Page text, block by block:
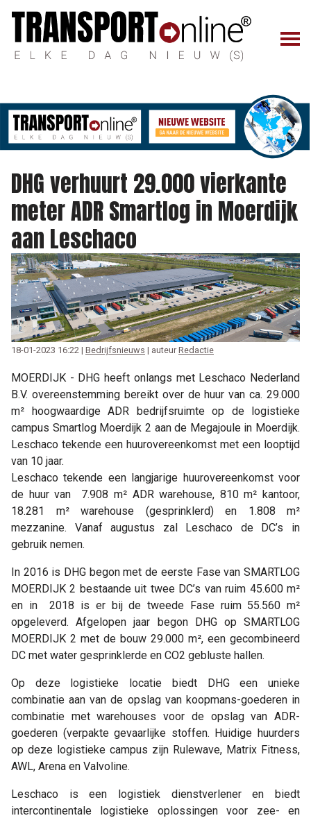
DHG verhuurt 29.000 vierkante
meter ADR Smartlog in Moerdijk
aan Leschaco
18-01-2023 16:22 | Bedrijfsnieuws | auteur Redactie
MOERDIJK - DHG heeft onlangs met Leschaco Nederland
B.V. overeenstemming bereikt over de huur van ca. 29.000
m² hoogwaardige ADR bedrijfsruimte op de logistieke
campus Smartlog Moerdijk 2 aan de Megajoule in Moerdijk.
Leschaco tekende een huurovereenkomst met een looptijd
van 10 jaar.
Leschaco tekende een langjarige huurovereenkomst voor
de huur van 7.908 m² ADR warehouse, 810 m² kantoor,
18.281 m² warehouse (gesprinklerd) en 1.808 m²
mezzanine. Vanaf augustus zal Leschaco de DC’s in
gebruik nemen.
In 2016 is DHG begon met de eerste Fase van SMARTLOG
MOERDIJK 2 bestaande uit twee DC’s van ruim 45.600 m²
en in 2018 is er bij de tweede Fase ruim 55.560 m²
opgeleverd. Afgelopen jaar begon DHG op SMARTLOG
MOERDIJK 2 met de bouw 29.000 m², een gecombineerd
DC met water gesprinklerde en CO2 gebluste hallen.
Op deze logistieke locatie biedt DHG een unieke
combinatie aan van de opslag van koopmans-goederen in
combinatie met warehouses voor de opslag van ADR-
goederen (verpakte gevaarlijke stoffen. Huidige huurders
op deze logistieke campus zijn Rulewave, Matrix Fitness,
AWL, Arena en Valvoline.
Leschaco is een logistiek dienstverlener en biedt
intercontinentale logistieke oplossingen voor zee- en